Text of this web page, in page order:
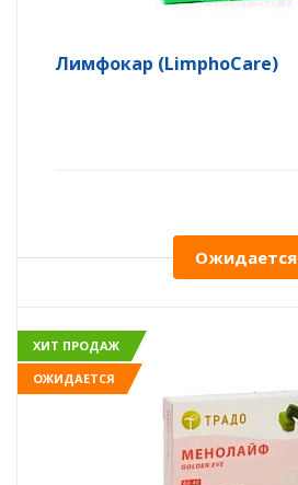
Лимфокар (LimphoCare)
Ожидается
ХИТ ПРОДАЖ
ОЖИДАЕТСЯ